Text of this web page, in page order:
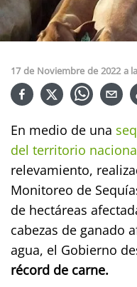
17 de Noviembre de 2022 a
En medio de una
del territorio
relevamiento,
Monitoreo de
de hectáreas
cabezas de ganado
agua, el Gobierno
récord de carne.